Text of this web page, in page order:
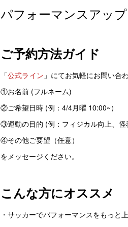
パフォーマンスアッ
ご予約方法ガイド
「公式ライン 」にてお気軽にお問い合
①お名前 (フルネーム)
②ご希望日時 (例：4/4月曜 10:00~）
③運動の目的 (例：フィジカル向上、怪
④その他ご要望（任意）
をメッセージください。
こんな方にオススメ
・サッカーでパフォーマンスをもっと